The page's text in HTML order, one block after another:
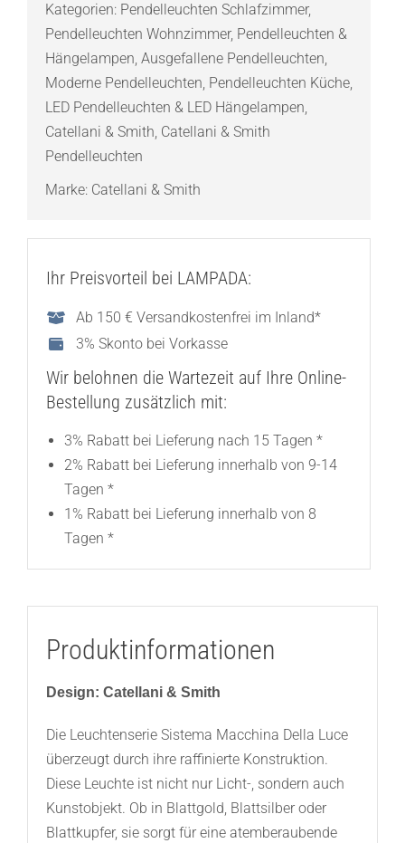
Luce
Mod.
C
Pendelleuchte
Menge
Kategorien: Pendelleuchten Schlafzimmer,
Pendelleuchten Wohnzimmer, Pendelleuchten &
Hängelampen, Ausgefallene Pendelleuchten,
Moderne Pendelleuchten, Pendelleuchten Küche,
LED Pendelleuchten & LED Hängelampen,
Catellani & Smith, Catellani & Smith
Pendelleuchten
Marke: Catellani & Smith
Ihr Preisvorteil bei LAMPADA:
Ab 150 € Versandkostenfrei im Inland*
3% Skonto bei Vorkasse
Wir belohnen die Wartezeit auf Ihre Online-
Bestellung zusätzlich mit:
3% Rabatt bei Lieferung nach 15 Tagen *
2% Rabatt bei Lieferung innerhalb von 9-14
Tagen *
1% Rabatt bei Lieferung innerhalb von 8
Tagen *
Produktinformationen
Design: Catellani & Smith
Die Leuchtenserie Sistema Macchina Della Luce
überzeugt durch ihre raffinierte Konstruktion.
Diese Leuchte ist nicht nur Licht-, sondern auch
Kunstobjekt. Ob in Blattgold, Blattsilber oder
Blattkupfer, sie sorgt für eine atemberaubende